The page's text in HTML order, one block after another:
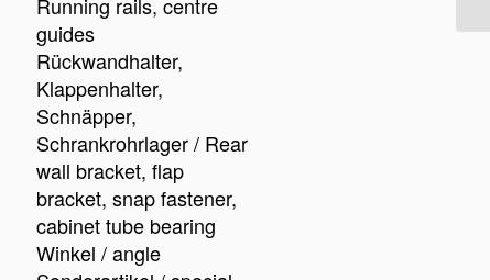
guides
Rückwandhalter,
Klappenhalter,
Schnäpper,
Schrankrohrlager / Rear
wall bracket, flap
bracket, snap fastener,
cabinet tube bearing
Winkel / angle